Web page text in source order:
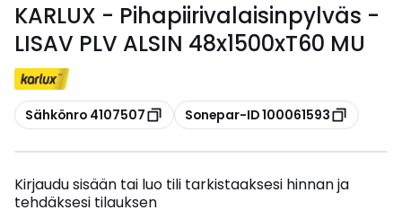
KARLUX - Pihapiirivalaisinpylväs -
LISAV PLV ALSIN 48x1500xT60 MU
Kopioi
Sähkönro 4107507 Kopioi
Sonepar-ID 100061593
Kirjaudu sisään tai luo tili tarkistaaksesi hinnan ja
tehdäksesi tilauksen